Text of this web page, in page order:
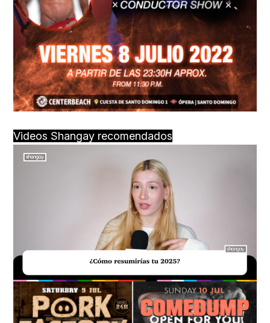
Videos Shangay recomendados
Unmute Loaded:
34.00%